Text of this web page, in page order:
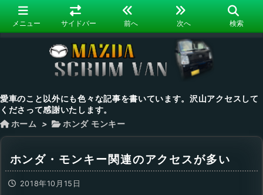
メニュー サイドバー 前へ 次へ 検索
愛車のこと以外にも色々な記事を書いています。沢山アクセスして
くださって感謝いたします。
ホーム > ホンダ モンキー
ホンダ・モンキー関連のアクセスが多い
2018年10月15日